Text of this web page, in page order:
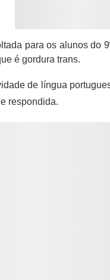
para os alunos do
é gordura trans.
de língua
respondida.